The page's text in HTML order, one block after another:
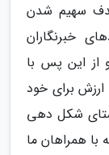
سهیم شدن
خبرنگاران
از این پس با
برای خود
شکل دهی
همراهان ما